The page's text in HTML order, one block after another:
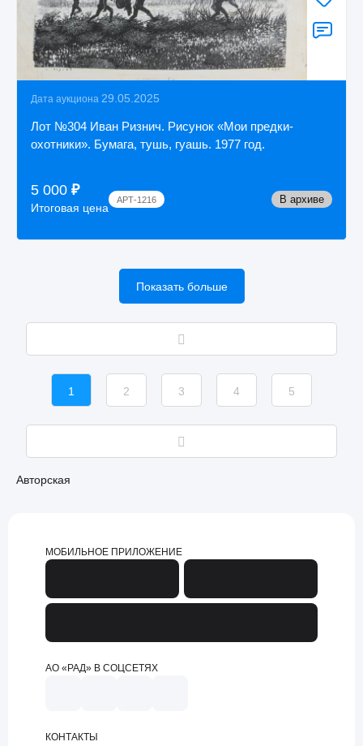
Дата аукциона 29.05.2025
Лот №304 Иван Ризнич. Рисунок «Мои предки-
охотники». Бумага, тушь, гуашь. 1977 год.
5 000 ₽
Итоговая цена
АРТ-1216 В архиве
Показать больше
1 2 3 4 5
Авторская
МОБИЛЬНОЕ ПРИЛОЖЕНИЕ
АО «РАД» В СОЦСЕТЯХ
КОНТАКТЫ